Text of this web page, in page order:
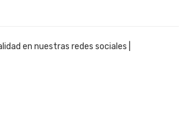
en nuestras redes sociales |